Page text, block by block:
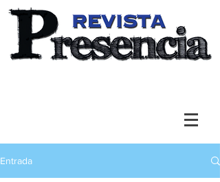
Entrada